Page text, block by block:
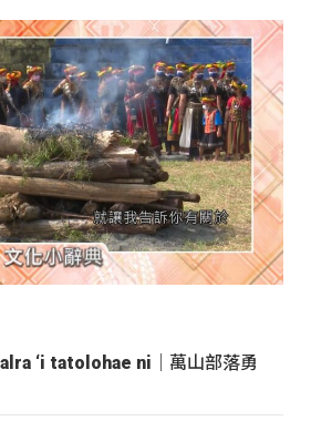
‘i tatolohae ni｜萬山部落勇